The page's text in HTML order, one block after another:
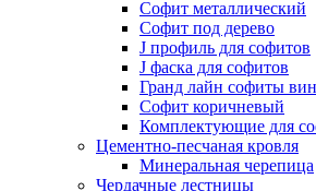
Софит металлический
Софит под дерево
J профиль для софитов
J фаска для софитов
Гранд лайн софиты
Софит коричневый
Комплектующие для
Цементно-песчаная кровля
Минеральная черепица
Чердачные лестницы